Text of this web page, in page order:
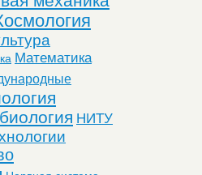
Математика
НИТУ